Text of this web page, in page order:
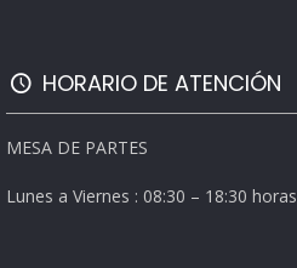
HORARIO DE ATENCIÓN
MESA DE PARTES
Lunes a Viernes : 08:30 – 18:30 horas